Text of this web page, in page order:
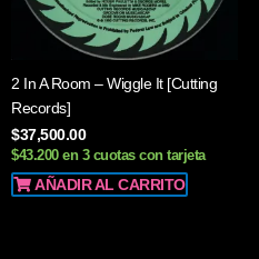
2 In A Room – Wiggle It [Cutting
Records]
$37,500.00
$43.200 en 3 cuotas con tarjeta
AÑADIR AL CARRITO